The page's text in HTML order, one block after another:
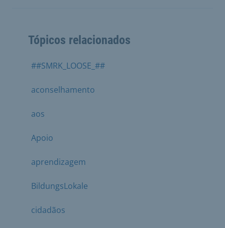
Tópicos relacionados
##SMRK_LOOSE_##
aconselhamento
aos
Apoio
aprendizagem
BildungsLokale
cidadãos